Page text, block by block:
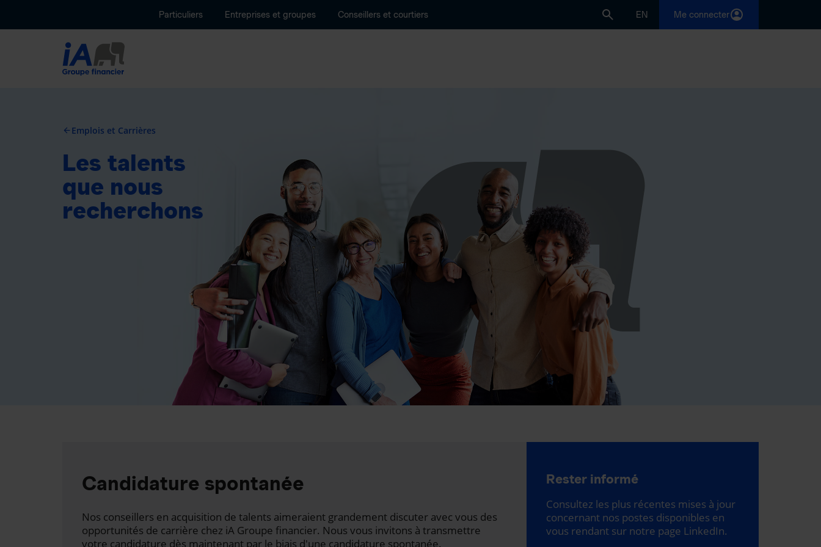
Particuliers Entreprises et groupes Conseillers et courtiers EN Me connecter
arrow_back Emplois et Carrières
Les talents
que nous
recherchons
Candidature spontanée
Nos conseillers en acquisition de talents aimeraient grandement discuter avec vous des
opportunités de carrière chez iA Groupe financier. Nous vous invitons à transmettre
votre candidature dès maintenant par le biais d'une candidature spontanée.
Rester informé
Consultez les plus récentes mises à jour
concernant nos postes disponibles en
vous rendant sur notre page LinkedIn.